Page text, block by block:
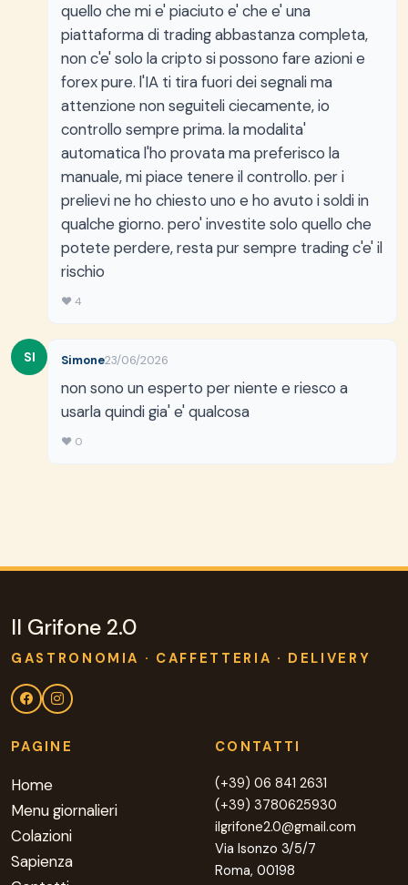
quello che mi e' piaciuto e' che e' una
piattaforma di trading abbastanza completa,
non c'e' solo la cripto si possono fare azioni e
forex pure. l'IA ti tira fuori dei segnali ma
attenzione non seguiteli ciecamente, io
controllo sempre prima. la modalita'
automatica l'ho provata ma preferisco la
manuale, mi piace tenere il controllo. per i
prelievi ne ho chiesto uno e ho avuto i soldi in
qualche giorno. pero' investite solo quello che
potete perdere, resta pur sempre trading c'e' il
rischio
♥ 4
SI Simone23/06/2026
non sono un esperto per niente e riesco a
usarla quindi gia' e' qualcosa
♥ 0
Il Grifone 2.0
GASTRONOMIA · CAFFETTERIA · DELIVERY
PAGINE
Home
Menu giornalieri
Colazioni
Sapienza
CONTATTI
(+39) 06 841 2631
(+39) 3780625930
ilgrifone2.0@gmail.com
Via Isonzo 3/5/7
Roma, 00198